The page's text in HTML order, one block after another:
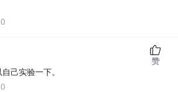
己实验一下。
赞